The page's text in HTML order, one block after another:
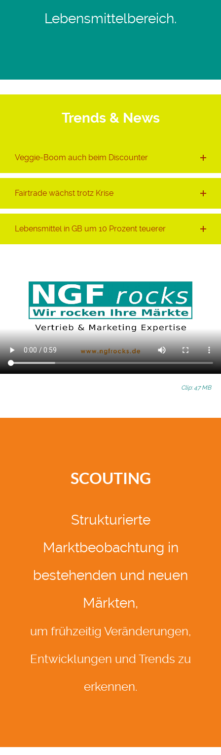
Lebensmittelbereich.
Trends & News
Veggie-Boom auch beim Discounter
Fairtrade wächst trotz Krise
Lebensmittel in GB um 10 Prozent teuerer
Clip: 47 MB
SCOUTING
Strukturierte
Marktbeobachtung in
bestehenden und neuen
Märkten,
um frühzeitig Veränderungen,
Entwicklungen und Trends zu
erkennen.